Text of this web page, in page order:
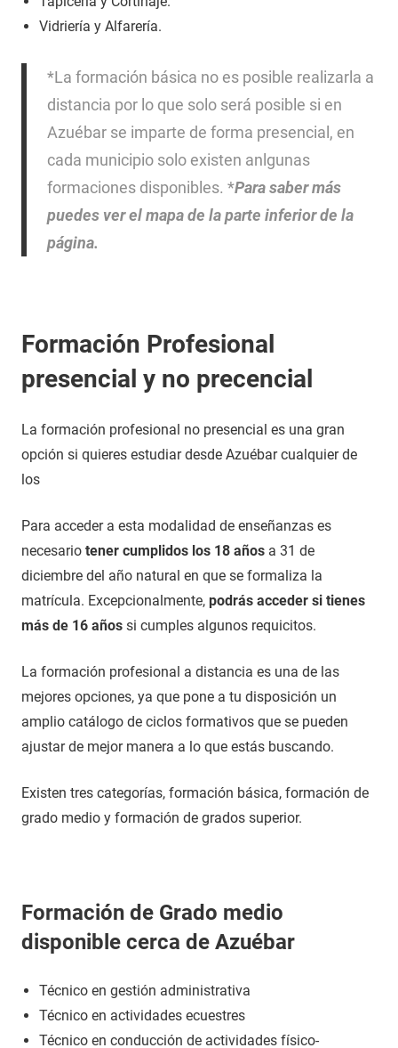
Vidriería y Alfarería.
*La formación básica no es posible realizarla a
distancia por lo que solo será posible si en
Azuébar se imparte de forma presencial, en
cada municipio solo existen anlgunas
formaciones disponibles. *Para saber más
puedes ver el mapa de la parte inferior de la
página.
Formación Profesional
presencial y no precencial
La formación profesional no presencial es una gran
opción si quieres estudiar desde Azuébar cualquier de
los
Para acceder a esta modalidad de enseñanzas es
necesario tener cumplidos los 18 años a 31 de
diciembre del año natural en que se formaliza la
matrícula. Excepcionalmente, podrás acceder si tienes
más de 16 años si cumples algunos requicitos.
La formación profesional a distancia es una de las
mejores opciones, ya que pone a tu disposición un
amplio catálogo de ciclos formativos que se pueden
ajustar de mejor manera a lo que estás buscando.
Existen tres categorías, formación básica, formación de
grado medio y formación de grados superior.
Formación de Grado medio
disponible cerca de Azuébar
Técnico en gestión administrativa
Técnico en actividades ecuestres
Técnico en conducción de actividades físico-